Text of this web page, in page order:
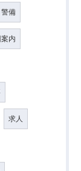
警備
内
求人